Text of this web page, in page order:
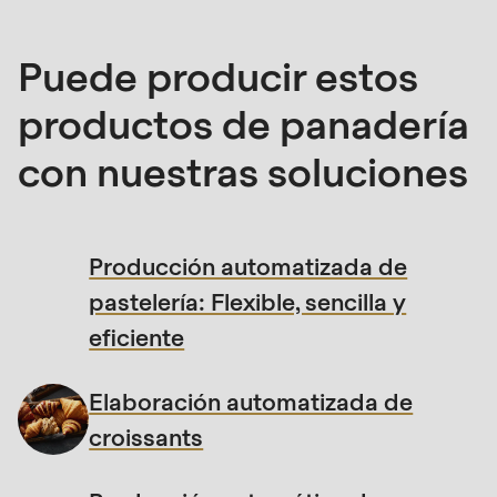
parameter
#1
($string)
type
deprecated
Drupal\rondo_contact\ContactService-
{closure}
()
Puede producir estos
productos de panadería
con nuestras soluciones
Producción automatizada de
pastelería: Flexible, sencilla y
eficiente
Elaboración automatizada de
croissants